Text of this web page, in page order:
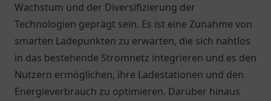
Wachstum und der Diversifizierung der
Technologien geprägt sein. Es ist eine Zunahme von
smarten Ladepunkten zu erwarten, die sich nahtlos
in das bestehende Stromnetz integrieren und es den
Nutzern ermöglichen, ihre Ladestationen und den
Energieverbrauch zu optimieren. Darüber hinaus